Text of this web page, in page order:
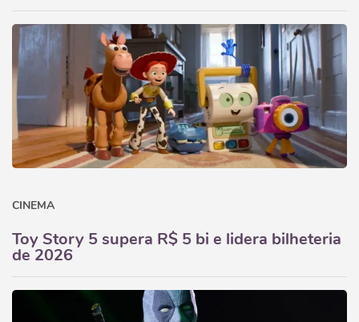
CINEMA
Toy Story 5 supera R$ 5 bi e lidera bilheteria
de 2026